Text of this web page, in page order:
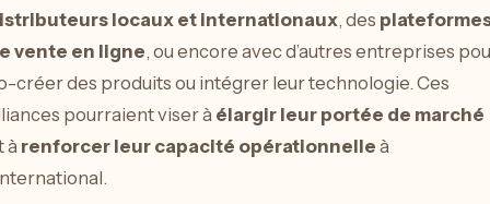
locaux et internationaux, des
vente en ligne, ou encore avec d’autres entreprises
créer des produits ou intégrer leur technologie. Ces
pourraient viser à élargir leur portée de marché
à renforcer leur capacité opérationnelle à